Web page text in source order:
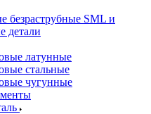
безраструбные SML и
детали
латунные
стальные
чугунные